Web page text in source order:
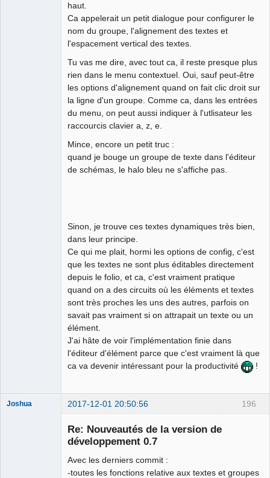
haut.
Ca appelerait un petit dialogue pour configurer le
nom du groupe, l'alignement des textes et
l'espacement vertical des textes.
Tu vas me dire, avec tout ca, il reste presque plus
rien dans le menu contextuel. Oui, sauf peut-être
les options d'alignement quand on fait clic droit sur
la ligne d'un groupe. Comme ca, dans les entrées
du menu, on peut aussi indiquer à l'utlisateur les
raccourcis clavier a, z, e.
Mince, encore un petit truc :
quand je bouge un groupe de texte dans l'éditeur
de schémas, le halo bleu ne s'affiche pas.
Sinon, je trouve ces textes dynamiques très bien,
dans leur principe.
Ce qui me plait, hormi les options de config, c'est
que les textes ne sont plus éditables directement
depuis le folio, et ca, c'est vraiment pratique
quand on a des circuits où les éléments et textes
sont très proches les uns des autres, parfois on
savait pas vraiment si on attrapait un texte ou un
élément.
J'ai hâte de voir l'implémentation finie dans
l'éditeur d'élément parce que c'est vraiment là que
ca va devenir intéressant pour la productivité
!
196
Joshua 2017-12-01 20:50:56
Re: Nouveautés de la version de
développement 0.7
Avec les derniers commit :
-toutes les fonctions relative aux textes et groupes